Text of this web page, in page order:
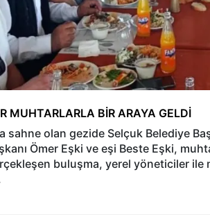
MUHTARLARLA BİR ARAYA GELDİ
sahne olan gezide Selçuk Belediye
Ömer Eşki ve eşi Beste Eşki,
buluşma, yerel yöneticiler ile